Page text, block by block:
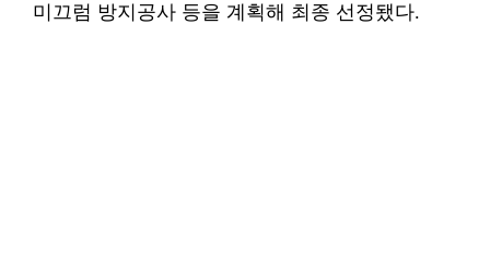
미끄럼 방지공사 등을 계획해 최종 선정됐다.